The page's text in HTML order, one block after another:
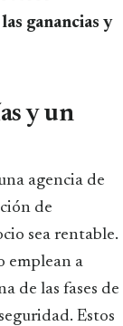
ganancias y
y un
agencia de
de
sea rentable.
emplean a
de las fases de
Estos